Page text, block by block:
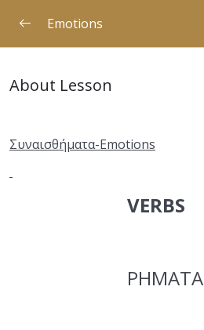
Emotions
About Lesson
Συναισθήματα-Emotions
VERBS
ΡΗΜΑΤΑ